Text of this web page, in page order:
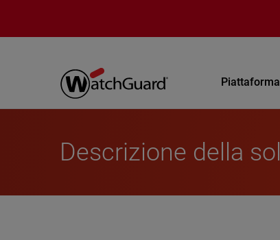
Piattaforma
Descrizione della